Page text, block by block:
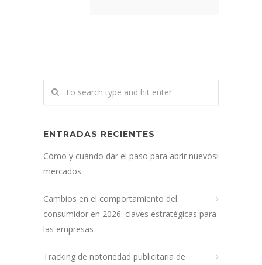
ENTRADAS RECIENTES
Cómo y cuándo dar el paso para abrir nuevos
mercados
Cambios en el comportamiento del
consumidor en 2026: claves estratégicas para
las empresas
Tracking de notoriedad publicitaria de